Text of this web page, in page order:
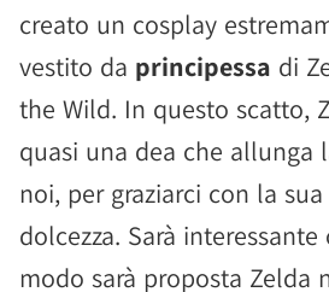
creato un cosplay
vestito da principessa di
the Wild. In questo scatto,
quasi una dea che allunga
noi, per graziarci con la
dolcezza. Sarà
modo sarà proposta Zelda